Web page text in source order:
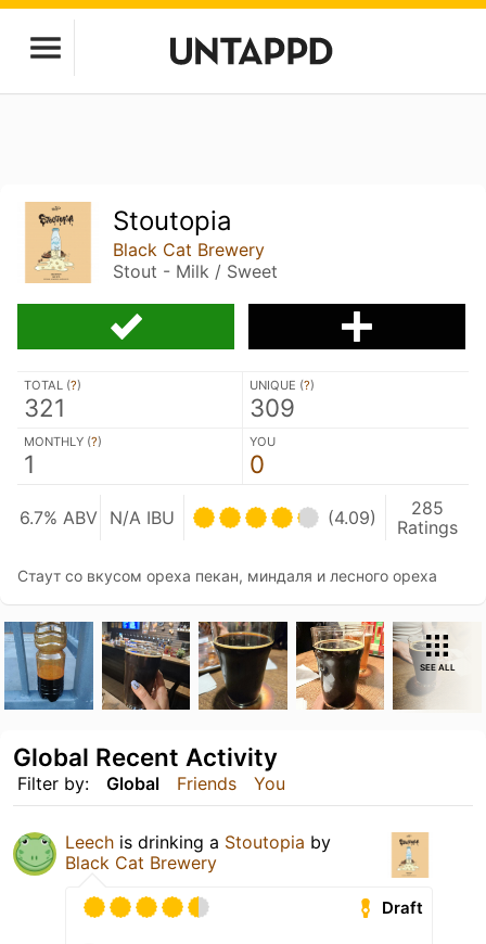
Stoutopia
Black Cat Brewery
Stout - Milk / Sweet
TOTAL (?)
321
UNIQUE (?)
309
MONTHLY (?)
1
YOU
0
6.7% ABV N/A IBU (4.09)
285
Ratings
Стаут со вкусом ореха пекан, миндаля и лесного ореха
SEE ALL
Filter by: Global Friends You
Global Recent Activity
Leech is drinking a Stoutopia by
Black Cat Brewery
Draft